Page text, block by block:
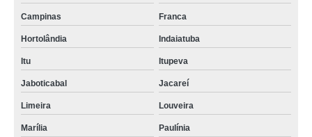
Campinas Franca
Hortolândia Indaiatuba
Itu Itupeva
Jaboticabal Jacareí
Limeira Louveira
Marília Paulínia